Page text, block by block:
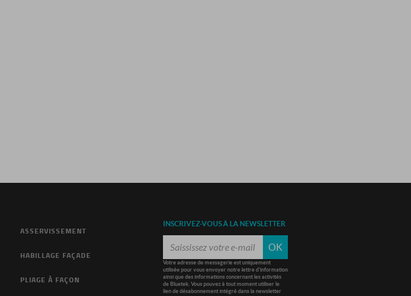
ASSERVISSEMENT
HABILLAGE FAÇADE
PLIAGE À FAÇON
INSCRIVEZ-VOUS À LA NEWSLETTER
OK
Votre adresse de messagerie est uniquement
utilisée pour vous envoyer notre lettre d'information
ainsi que des informations concernant les activités
de Bluetek. Vous pouvez à tout moment utiliser le
lien de désabonnement intégré dans la newsletter